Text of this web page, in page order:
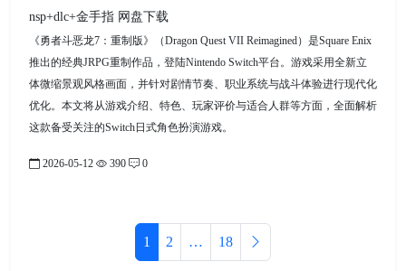
nsp+dlc+金手指 网盘下载
《勇者斗恶龙7：重制版》（Dragon Quest VII Reimagined）是Square Enix
推出的经典JRPG重制作品，登陆Nintendo Switch平台。游戏采用全新立
体微缩景观风格画面，并针对剧情节奏、职业系统与战斗体验进行现代化
优化。本文将从游戏介绍、特色、玩家评价与适合人群等方面，全面解析
这款备受关注的Switch日式角色扮演游戏。
2026-05-12 390 0
1 2 … 18